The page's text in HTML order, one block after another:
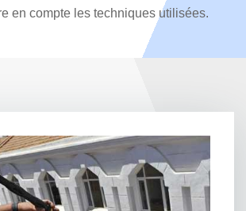
en compte les techniques utilisées.